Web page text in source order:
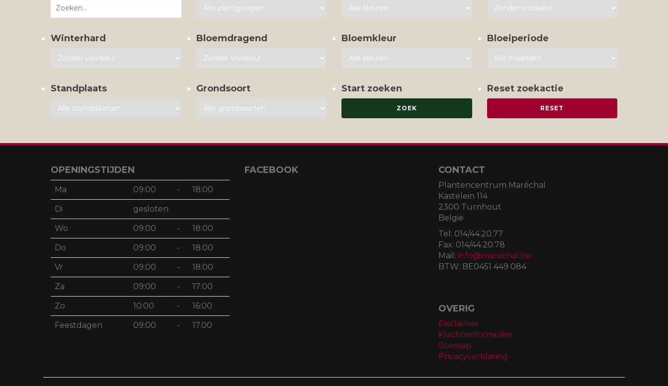
Winterhard Bloemdragend Bloemkleur Bloeiperiode
Standplaats Grondsoort Start zoeken Reset zoekactie
OPENINGSTIJDEN
Ma 09:00 - 18:00
Di gesloten
Wo 09:00 - 18:00
Do 09:00 - 18:00
Vr 09:00 - 18:00
Za 09:00 - 17:00
Zo 10:00 - 16:00
Feestdagen 09:00 - 17.00
FACEBOOK CONTACT
Plantencentrum Maréchal
Kastelein 114
2300 Turnhout
België
Tel: 014/44.20.77
Fax: 014/44.20.78
Mail: info@marechal.be
BTW: BE0451 449 084
OVERIG
Disclaimer
Klachtenformulier
Sitemap
Privacyverklaring